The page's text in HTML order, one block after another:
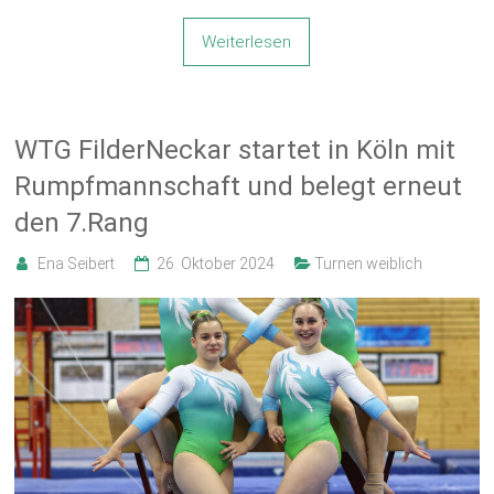
Weiterlesen
WTG FilderNeckar startet in Köln mit
Rumpfmannschaft und belegt erneut
den 7.Rang
Ena Seibert 26. Oktober 2024 Turnen weiblich